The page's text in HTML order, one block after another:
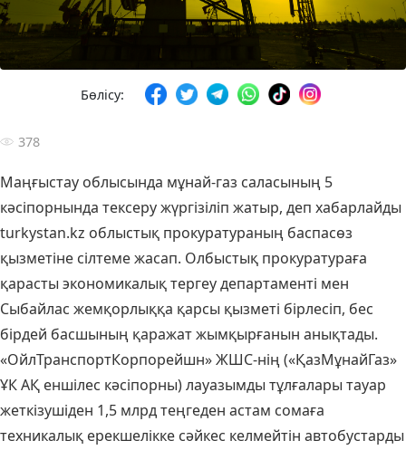
Бөлісу:
378
Маңғыстау облысында мұнай-газ саласының 5
кәсіпорнында тексеру жүргізіліп жатыр, деп хабарлайды
turkystan.kz облыстық прокуратураның баспасөз
қызметіне сілтеме жасап. Олбыстық прокуратураға
қарасты экономикалық тергеу департаменті мен
Сыбайлас жемқорлыққа қарсы қызметі бірлесіп, бес
бірдей басшының қаражат жымқырғанын анықтады.
«ОйлТранспортКорпорейшн» ЖШС-нің («ҚазМұнайГаз»
ҰК АҚ еншілес кәсіпорны) лауазымды тұлғалары тауар
жеткізушіден 1,5 млрд теңгеден астам сомаға
техникалық ерекшелікке сәйкес келмейтін автобустарды